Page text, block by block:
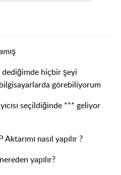
hiçbir şeyi
görebiliyorum
seçildiğinde *** geliyor
nasıl yapılır ?
yapılır?